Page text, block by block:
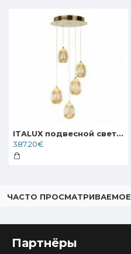
ITALUX подвесной светильник LED, 24W, 3000K, 1420lm, Huelto PND-22112132-5A-CHPN
387.20€
ЧАСТО ПРОСМАТРИВАЕМОЕ
Партнёры